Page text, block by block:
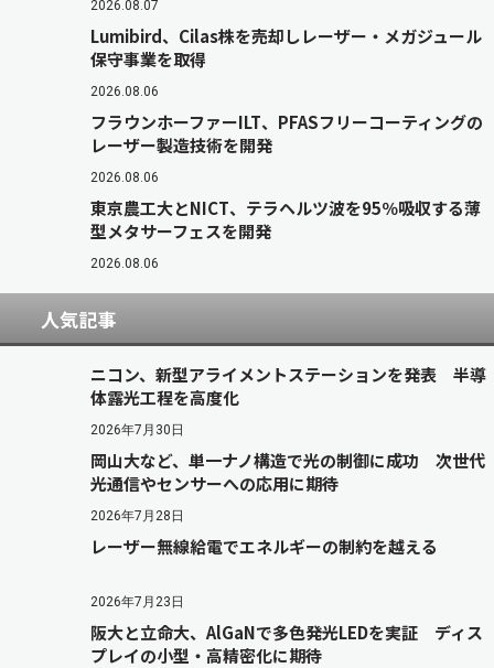
2026.08.07
Lumibird、Cilas株を売却しレーザー・メガジュール
保守事業を取得
2026.08.06
フラウンホーファーILT、PFASフリーコーティングの
レーザー製造技術を開発
2026.08.06
東京農工大とNICT、テラヘルツ波を95％吸収する薄
型メタサーフェスを開発
2026.08.06
人気記事
ニコン、新型アライメントステーションを発表 半導
体露光工程を高度化
2026年7月30日
岡山大など、単一ナノ構造で光の制御に成功 次世代
光通信やセンサーへの応用に期待
2026年7月28日
レーザー無線給電でエネルギーの制約を越える
2026年7月23日
阪大と立命大、AlGaNで多色発光LEDを実証 ディス
プレイの小型・高精密化に期待